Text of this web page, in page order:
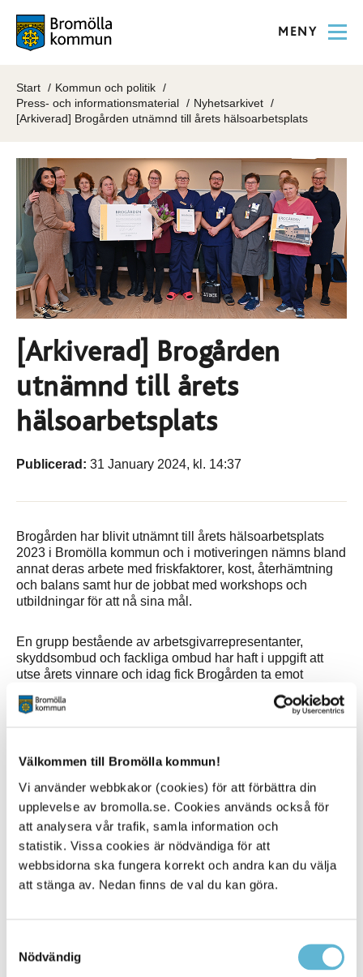
Välkommen till Bromölla kommun!
Vi använder webbkakor (cookies) för att förbättra din
upplevelse av bromolla.se. Cookies används också för
att analysera vår trafik, samla information och
statistik. Vissa cookies är nödvändiga för att
webbsidorna ska fungera korrekt och andra kan du välja
att stänga av. Nedan finns de val du kan göra.
Nödvändig
MENY
Start
Kommun och politik
Press- och informationsmaterial
Nyhetsarkivet
[Arkiverad] Brogården utnämnd till årets hälsoarbetsplats
[Arkiverad] Brogården
utnämnd till årets
hälsoarbetsplats
Publicerad: 31 January 2024, kl. 14:37
Brogården har blivit utnämnt till årets hälsoarbetsplats
2023 i Bromölla kommun och i motiveringen nämns bland
annat deras arbete med friskfaktorer, kost, återhämtning
och balans samt hur de jobbat med workshops och
utbildningar för att nå sina mål.
En grupp bestående av arbetsgivarrepresentanter,
skyddsombud och fackliga ombud har haft i uppgift att
utse årets vinnare och idag fick Brogården ta emot
vilka som kommer att bli Årets hälsoarbetsplats 2024 i
Sidan senast uppdaterad:den 2 April 2024
Tipsa och dela sidan